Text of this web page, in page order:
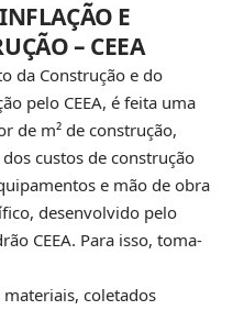
E
– CEEA
da Construção e do
pelo CEEA, é feita uma
de m² de construção,
custos de construção
e mão de obra
desenvolvido pelo
CEEA. Para isso, toma-
coletados